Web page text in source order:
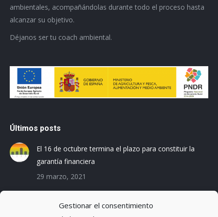
Gestionar el consentimiento
ambientales, acompañándolas durante todo el proceso hasta
alcanzar su objetivo.
Déjanos ser tu coach ambiental.
Últimos posts
El 16 de octubre termina el plazo para constituir la
garantía financiera
29 marzo, 2021
de la Huella de Carbono